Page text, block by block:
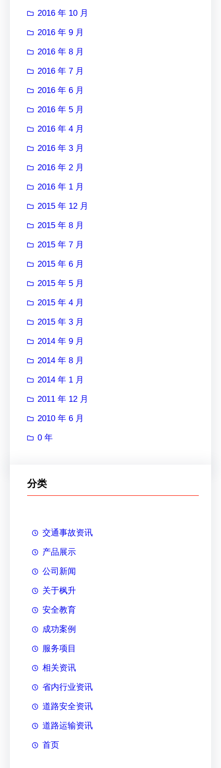
2016 年 10 月
2016 年 9 月
2016 年 8 月
2016 年 7 月
2016 年 6 月
2016 年 5 月
2016 年 4 月
2016 年 3 月
2016 年 2 月
2016 年 1 月
2015 年 12 月
2015 年 8 月
2015 年 7 月
2015 年 6 月
2015 年 5 月
2015 年 4 月
2015 年 3 月
2014 年 9 月
2014 年 8 月
2014 年 1 月
2011 年 12 月
2010 年 6 月
0 年
分类
交通事故资讯
产品展示
公司新闻
关于枫升
安全教育
成功案例
服务项目
相关资讯
省内行业资讯
道路安全资讯
道路运输资讯
首页